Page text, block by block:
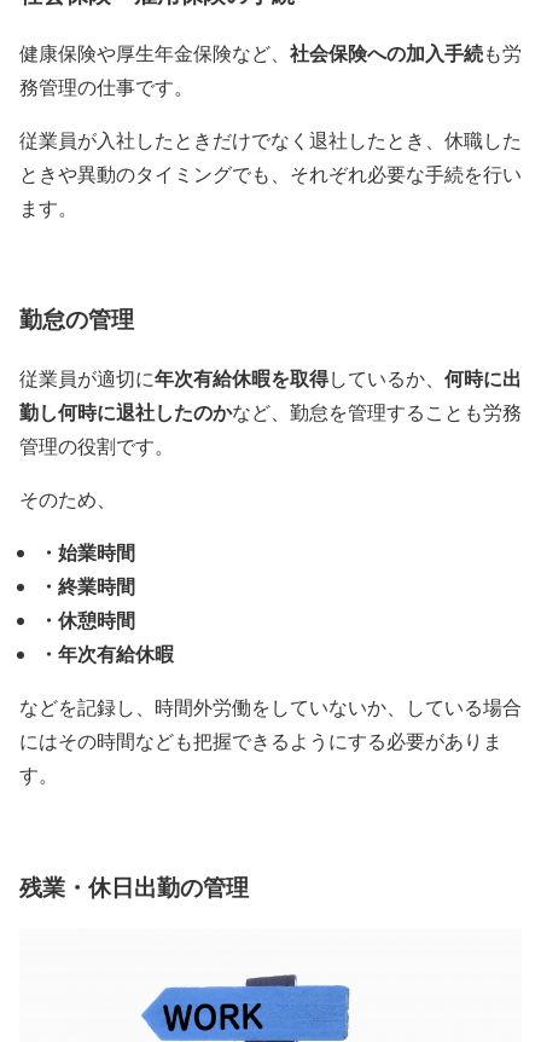
健康保険や厚生年金保険など、 社会保険への加入手続も労
務管理の仕事です。
従業員が入社したときだけでなく退社したとき、休職した
ときや異動のタイミングでも、それぞれ必要な手続を行い
ます。
勤怠の管理
従業員が適切に年次有給休暇を取得しているか、 何時に出
勤し何時に退社したのかなど、勤怠を管理することも労務
管理の役割です。
そのため、
・始業時間
・終業時間
・休憩時間
・年次有給休暇
などを記録し、時間外労働をしていないか、している場合
にはその時間なども把握できるようにする必要がありま
す。
残業・休日出勤の管理